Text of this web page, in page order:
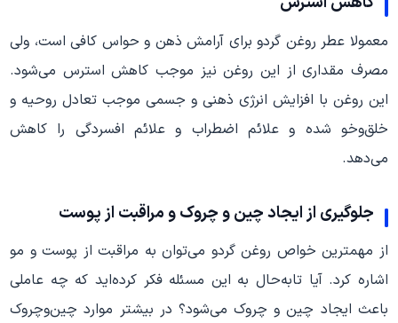
معمولا عطر روغن گردو برای آرامش ذهن و حواس کافی است، ولی
مصرف مقداری از این روغن نیز موجب کاهش استرس می‌شود.
این روغن با افزایش انرژی ذهنی و جسمی موجب تعادل روحیه و
خلق‌وخو شده و علائم اضطراب و علائم افسردگی را کاهش
می‌دهد.
جلوگیری از ایجاد چین و چروک و مراقبت از پوست
از مهمترین خواص روغن گردو می‌توان به مراقبت از پوست و مو
اشاره کرد. آیا تابه‌حال به این مسئله فکر کرده‌اید که چه عاملی
باعث ایجاد چین و چروک می‌شود؟ در بیشتر موارد چین‌وچروک